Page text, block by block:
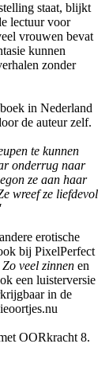
staat, blijkt
lectuur voor
vrouwen bevat
kunnen
zonder
in Nederland
de auteur zelf.
te kunnen
onderrug naar
ze aan haar
wreef ze liefdevol
erotische
bij PixelPerfect
Zo veel zinnen en
een luisterversie
in de
OORkracht 8.